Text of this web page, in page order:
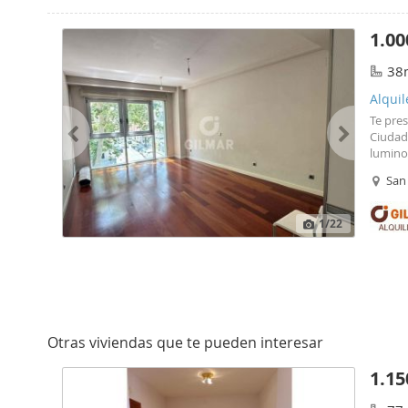
1/22
Te
aporta
Otras viviendas que te pueden interesar